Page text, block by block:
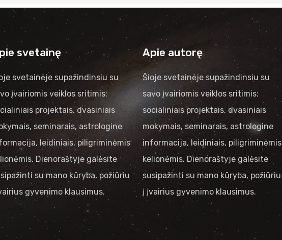
svetainę
svetainėje supažindinsiu su
įvairiomis veiklos sritimis:
projektais, dvasiniais
seminarais, astrologine
leidiniais, piligriminėmis
Dienoraštyje galėsite
su mano kūryba, požiūriu
gyvenimo klausimus.
Apie autorę
Šioje svetainėje supažindinsiu su
savo įvairiomis veiklos sritimis:
socialiniais projektais, dvasiniais
mokymais, seminarais, astrologine
informacija, leidiniais, piligriminėmis
kelionėmis. Dienoraštyje galėsite
susipažinti su mano kūryba, požiūriu
į įvairius gyvenimo klausimus.